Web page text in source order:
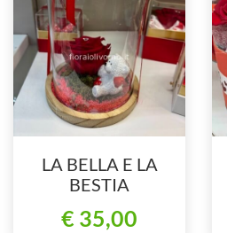
LA BELLA E LA
BESTIA
€ 35,00